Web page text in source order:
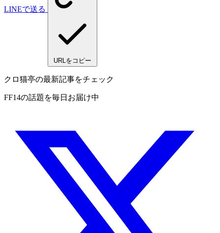
LINEで送る
URLをコピー
クロ猫亭の最新記事をチェック
FF14の話題を毎日お届け中